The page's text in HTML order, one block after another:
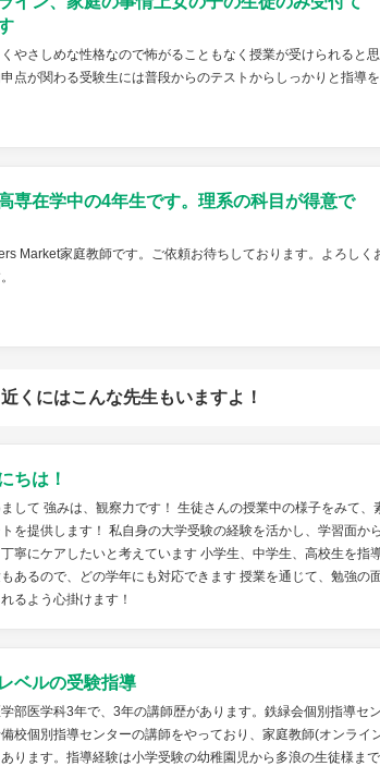
やさしめな性格なので怖がることもなく授業が受けられると思
点が関わる受験生には普段からのテストからしっかりと指導
専在学中の4年生です。理系の科目が得意で
Market家庭教師です。ご依頼お待ちしております。よろしく
くにはこんな先生もいますよ！
ちは！
して 強みは、観察力です！ 生徒さんの授業中の様子をみて、
を提供します！ 私自身の大学受験の経験を活かし、学習面か
丁寧にケアしたいと考えています 小学生、中学生、高校生を指
あるので、どの学年にも対応できます 授業を通じて、勉強の
るよう心掛けます！
ベルの受験指導
部医学科3年で、3年の講師歴があります。鉄緑会個別指導セン
校個別指導センターの講師をやっており、家庭教師(オンライ
ります。指導経験は小学受験の幼稚園児から多浪の生徒様ま